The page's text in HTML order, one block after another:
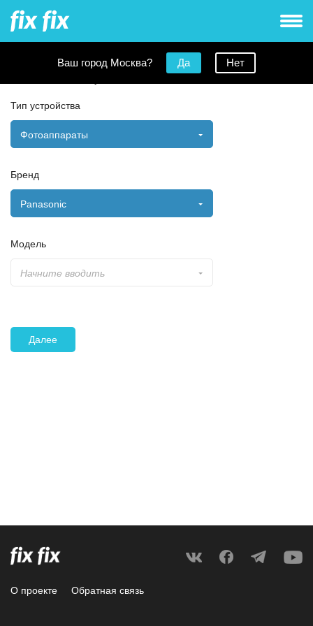
Ваш город Москва? Да Нет
Тип устройства
Фотоаппараты
Бренд
Panasonic
Модель
Начните вводить
Далее
О проекте Обратная связь